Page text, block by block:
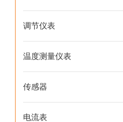
调节仪表
温度测量仪表
传感器
电流表